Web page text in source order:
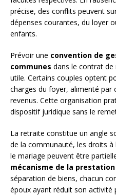
précise, des conflits peuvent
dépenses courantes, du loyer
enfants.
Prévoir une convention de
communes dans le contrat
utile. Certains couples optent
charges du foyer, alimenté par
revenus. Cette organisation
dispositif juridique sans le
La retraite constitue un angle
de la communauté, les droits
le mariage peuvent être
mécanisme de la
séparation de biens, chacun
époux ayant réduit son activité